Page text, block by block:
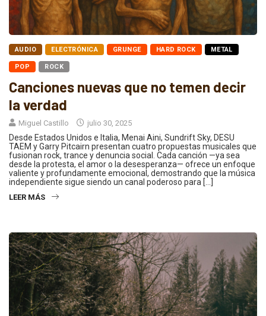
AUDIO ELECTRÓNICA GRUNGE HARD ROCK METAL
POP ROCK
Canciones nuevas que no temen decir
la verdad
Miguel Castillo julio 30, 2025
Desde Estados Unidos e Italia, Menai Aini, Sundrift Sky, DESU
TAEM y Garry Pitcairn presentan cuatro propuestas musicales que
fusionan rock, trance y denuncia social. Cada canción —ya sea
desde la protesta, el amor o la desesperanza— ofrece un enfoque
valiente y profundamente emocional, demostrando que la música
independiente sigue siendo un canal poderoso para […]
LEER MÁS